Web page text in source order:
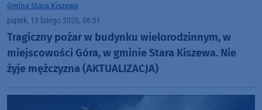
Gmina Stara Kiszewa
piątek, 13 lutego 2026, 06:51
Tragiczny pożar w budynku wielorodzinnym, w
miejscowości Góra, w gminie Stara Kiszewa. Nie
żyje mężczyzna (AKTUALIZACJA)